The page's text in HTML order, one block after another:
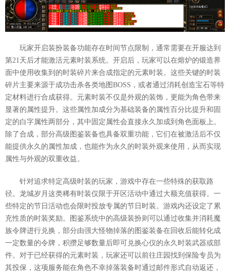
玩家开启装扮装备功能存在时间节点限制，通常需要在开服达到
第21天后才能激活元素时装系统。开启后，玩家可以在熔炉的锻造界
面中使用收集到的时装碎片来合成指定的元素时装。这些关键的时装
碎片主要来源于成功击杀各类地图BOSS，或者通过消耗创造宝石等特
定材料进行合成获得。元素时装不仅是外观的装饰，更能为角色带来
显著的属性提升。这些属性加成分为基础装备的属性百分比提升和固
定的白字属性两部分，其中固定属性会直接永久加成到角色面板上。
除了合成，部分高级图鉴装备也具备双重功能，它们在被激活后不仅
能提供永久的属性加成，也能作为永久的时装外观来使用，从而实现
属性与外观的双重收益。
针对追求特定高级时装的玩家，游戏中存在一些特殊的获取路
径。龙城岁月这类稀有时装仅限于开区活动中通过大额充值获得。一
些特定的节日活动也会限时投放专属的节日时装。游戏内还设定了累
充性质的时装奖励。图鉴系统中的高级装扮则可以通过收集并消耗魔
族令牌进行兑换，部分由强大怪物掉落的图鉴装备在回收后能转化成
一定数量的令牌，积攒足够数量后即可兑换心仪的永久时装武器或部
件。对于已经获得的元素时装，玩家还可以前往庄园找到保险专员为
其投保，这项服务能在角色不幸掉落装备时通过邮件形式自动返还，